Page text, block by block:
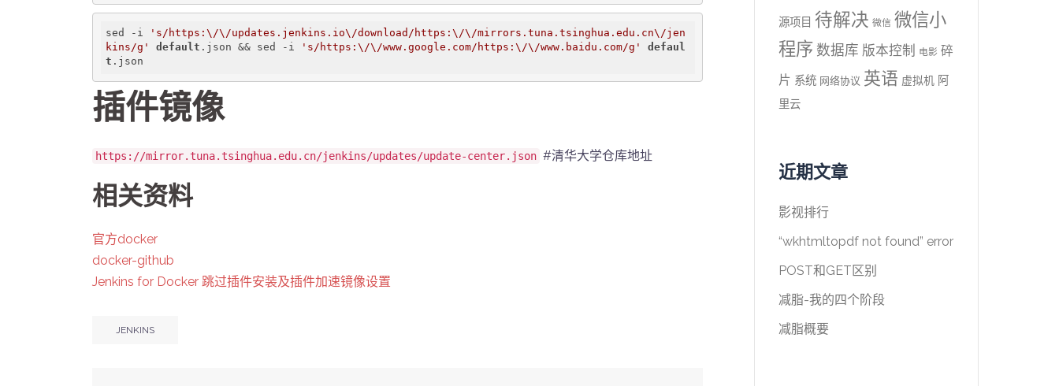
sed -i
's/https:\/\/updates.jenkins.io\/download/https:\/\/mirrors.tuna.tsinghua.edu.cn\/jen
kins/g'
default .json && sed -i 's/https:\/\/www.google.com/https:\/\/www.baidu.com/g'
defaul
t .json
插件镜像
https://mirror.tuna.tsinghua.edu.cn/jenkins/updates/update-center.json #清华大学仓库地址
相关资料
官方docker
docker-github
Jenkins for Docker 跳过插件安装及插件加速镜像设置
JENKINS
源项目 待解决 微信 微信小
程序 数据库 版本控制 电影 碎
片 系统 网络协议 英语 虚拟机 阿
里云
近期文章
影视排行
“wkhtmltopdf not found” error
POST和GET区别
减脂-我的四个阶段
减脂概要